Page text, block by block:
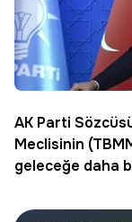
AK Parti
Meclisinin
geleceğe daha